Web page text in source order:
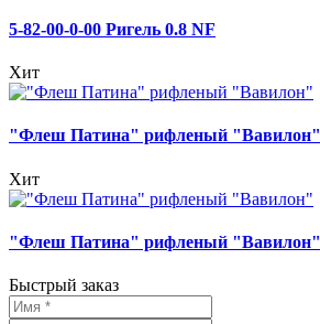
5-82-00-0-00 Ригель 0.8 NF
Хит
"Флеш Патина" рифленый "Вавилон"
Хит
"Флеш Патина" рифленый "Вавилон"
Быстрый заказ